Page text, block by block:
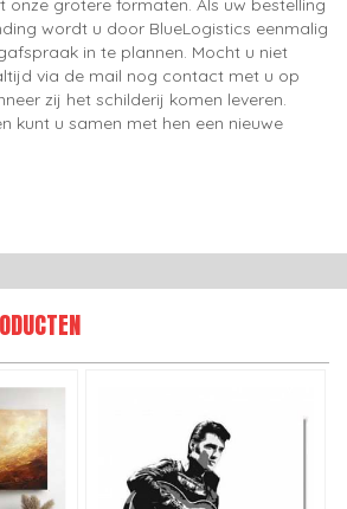
onze grotere formaten. Als uw bestelling
wordt u door BlueLogistics eenmalig
in te plannen. Mocht u niet
via de mail nog contact met u op
zij het schilderij komen leveren.
kunt u samen met hen een nieuwe